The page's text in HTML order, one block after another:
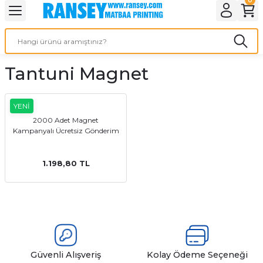
Geri Dön
Geri Dön
Geri Dön
Geri Dön
Ürünleri
Geri Dön
Geri Dön
Geri Dön
Tantuni Magnet
YENİ
2000 Adet Magnet
Kampanyalı Ücretsiz Gönderim
1.198,80 TL
Güvenli Alışveriş Kolay Ödeme Seçeneği